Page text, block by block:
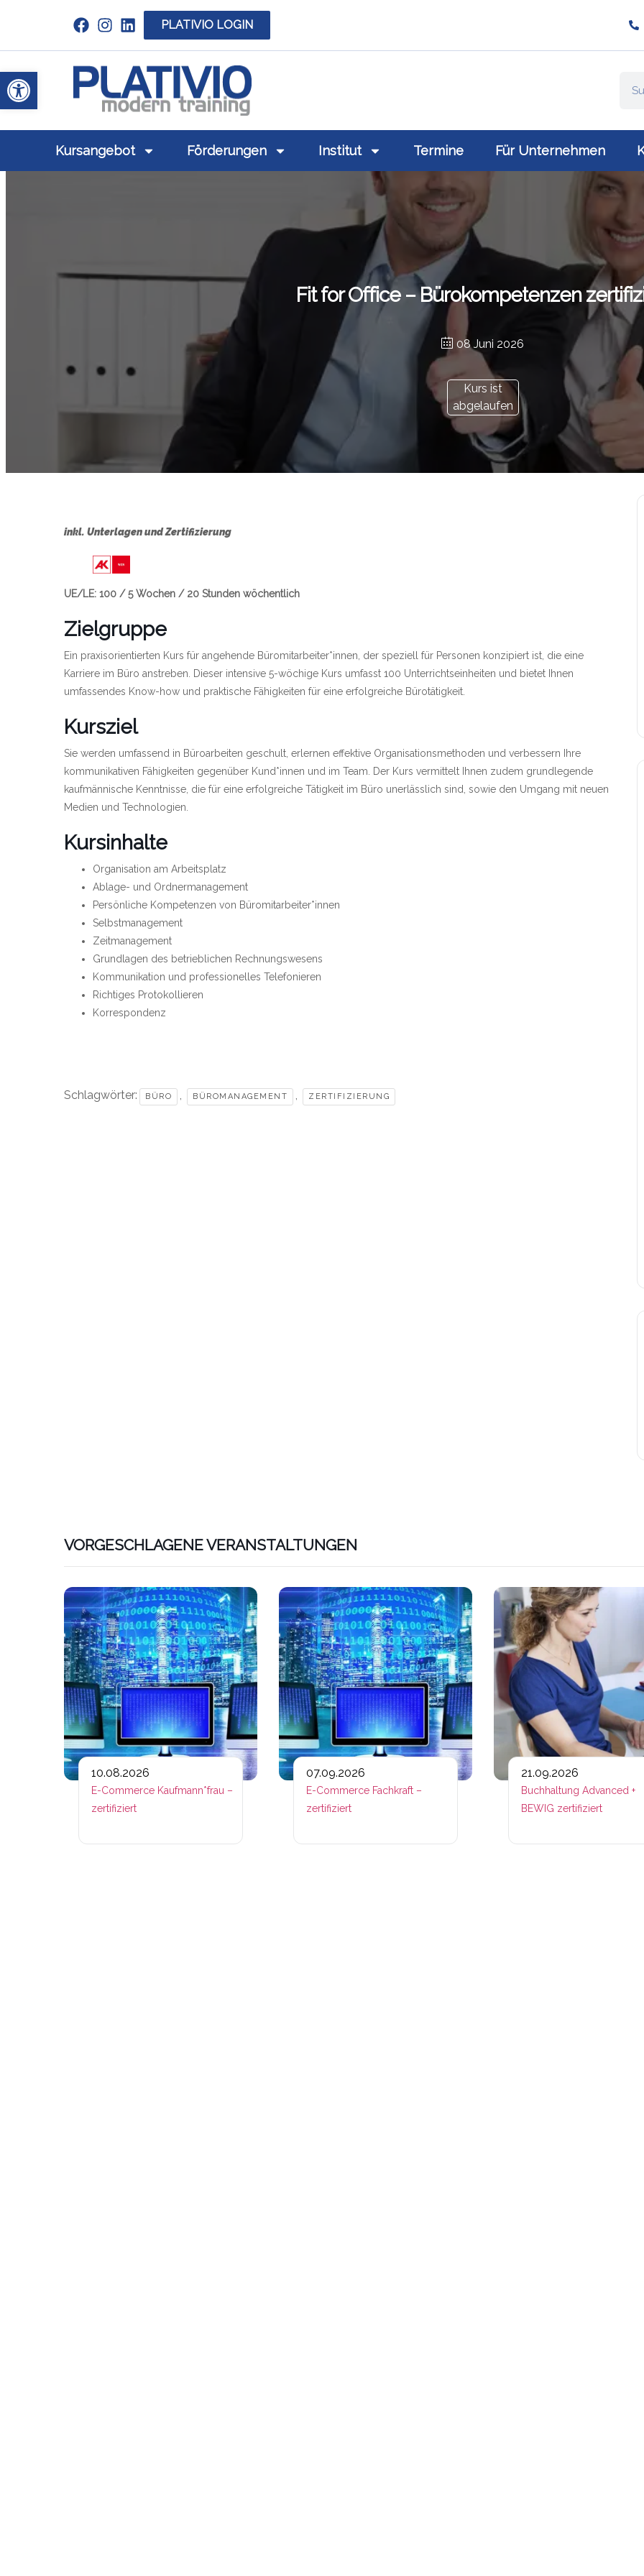
Werkzeugleiste öffnen
Link zu https://www.linkedin.com/company/plativio-modern-training-gmbh/
PLATIVIO LOGIN
Link zu https://www.plativio.at
Kursangebot Förderungen Institut Termine Für Unternehmen
Fit for Office – Bürokompetenzen
08 Juni 2026
Kurs ist
abgelaufen
inkl. Unterlagen und Zertifizierung
UE/LE: 100 / 5 Wochen / 20 Stunden wöchentlich
Zielgruppe
Ein praxisorientierten Kurs für angehende Büromitarbeiter*innen, der speziell für Personen konzipiert ist, die eine
Karriere im Büro anstreben. Dieser intensive 5-wöchige Kurs umfasst 100 Unterrichtseinheiten und bietet Ihnen
umfassendes Know-how und praktische Fähigkeiten für eine erfolgreiche Bürotätigkeit.
Kursziel
Sie werden umfassend in Büroarbeiten geschult, erlernen effektive Organisationsmethoden und verbessern Ihre
kommunikativen Fähigkeiten gegenüber Kund*innen und im Team. Der Kurs vermittelt Ihnen zudem grundlegende
kaufmännische Kenntnisse, die für eine erfolgreiche Tätigkeit im Büro unerlässlich sind, sowie den Umgang mit neuen
Medien und Technologien.
Kursinhalte
Organisation am Arbeitsplatz
Ablage- und Ordnermanagement
Persönliche Kompetenzen von Büromitarbeiter*innen
Selbstmanagement
Zeitmanagement
Grundlagen des betrieblichen Rechnungswesens
Kommunikation und professionelles Telefonieren
Richtiges Protokollieren
Korrespondenz
Schlagwörter: BÜRO , BÜROMANAGEMENT , ZERTIFIZIERUNG
VORGESCHLAGENE VERANSTALTUNGEN
Link zu https://www.plativio.at/events/e-commerce-kaufmannfrau-
10.08.2026
E-Commerce Kaufmann*frau –
zertifiziert
Link zu https://
07.09.2026
E-Commerce Fachkraft –
zertifiziert
21.09.2026
Buchhaltung Advanced +
BEWIG zertifiziert